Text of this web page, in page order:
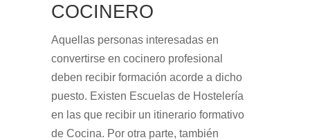
COCINERO
Aquellas personas interesadas en
convertirse en cocinero profesional
deben recibir formación acorde a dicho
puesto. Existen Escuelas de Hostelería
en las que recibir un itinerario formativo
de Cocina. Por otra parte, también